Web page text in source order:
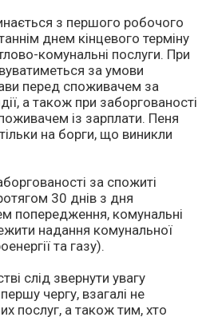
з першого робочого
днем кінцевого терміну
комунальні послуги. При
за умови
перед споживачем за
а також при заборгованості
із зарплати. Пеня
на борги, що виникли
за спожиті
30 днів з дня
попередження, комунальні
надання комунальної
та газу).
слід звернути увагу
чергу, взагалі не
послуг, а також тим, хто